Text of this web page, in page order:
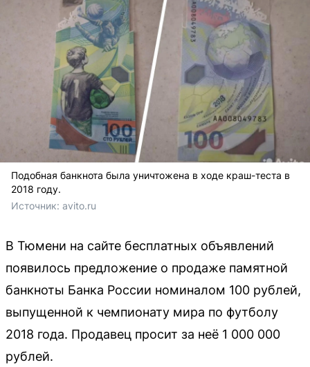
Подобная банкнота была уничтожена в ходе краш-теста в
2018 году.
Источник: avito.ru
В Тюмени на сайте бесплатных объявлений
появилось предложение о продаже памятной
банкноты Банка России номиналом 100 рублей,
выпущенной к чемпионату мира по футболу
2018 года. Продавец просит за неё 1 000 000
рублей.